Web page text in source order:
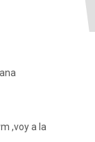
,voy a la